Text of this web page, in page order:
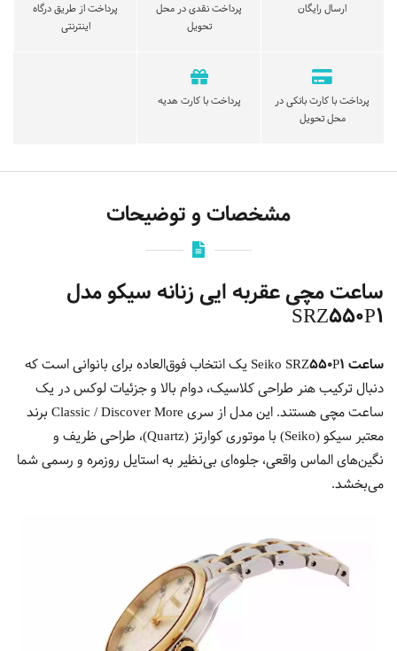
ارسال رایگان
پرداخت نقدی در محل
تحویل
پرداخت از طریق درگاه
اینترنتی
پرداخت با کارت بانکی در
محل تحویل
پرداخت با کارت هدیه
مشخصات و توضیحات
ساعت مچی عقربه ایی زنانه سیکو مدل
SRZ550P1
ساعت Seiko SRZ550P1
یک انتخاب فوق‌العاده برای بانوانی است که
دنبال ترکیب هنر طراحی کلاسیک، دوام بالا و جزئیات لوکس در یک
ساعت مچی هستند. این مدل از سری Classic / Discover More برند
معتبر سیکو (Seiko) با موتوری کوارتز (Quartz)، طراحی ظریف و
نگین‌های الماس واقعی، جلوه‌ای بی‌نظیر به استایل روزمره و رسمی شما
می‌بخشد.